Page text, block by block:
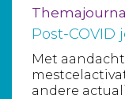
Post-
Met
andere